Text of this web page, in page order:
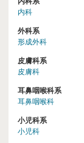
内科
外科系
形成外科
皮膚科系
皮膚科
耳鼻咽喉科系
耳鼻咽喉科
小児科系
小児科